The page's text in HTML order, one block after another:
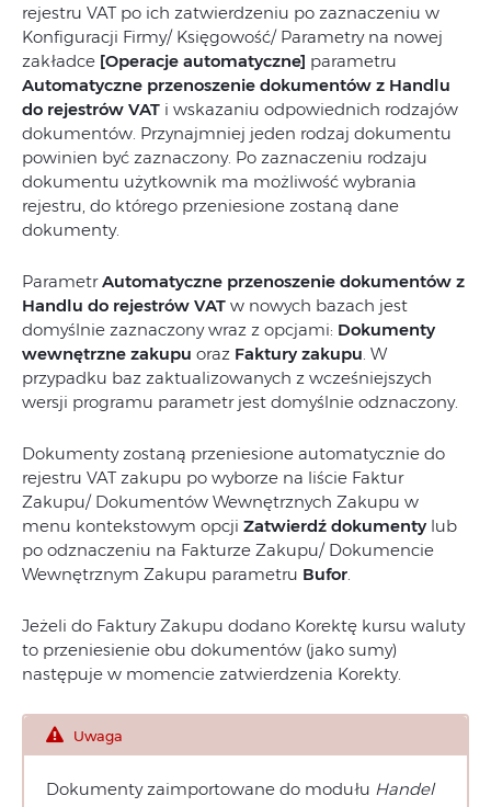
rejestru VAT po ich zatwierdzeniu po zaznaczeniu w
Konfiguracji Firmy/ Księgowość/ Parametry na nowej
zakładce [Operacje automatyczne] parametru
Automatyczne przenoszenie dokumentów z Handlu
do rejestrów VAT i wskazaniu odpowiednich rodzajów
dokumentów. Przynajmniej jeden rodzaj dokumentu
powinien być zaznaczony. Po zaznaczeniu rodzaju
dokumentu użytkownik ma możliwość wybrania
rejestru, do którego przeniesione zostaną dane
dokumenty.
ParametrAutomatyczne przenoszenie dokumentów z
Handlu do rejestrów VAT w nowych bazach jest
domyślnie zaznaczony wraz z opcjami: Dokumenty
wewnętrzne zakupu oraz Faktury zakupu. W
przypadku baz zaktualizowanych z wcześniejszych
wersji programu parametr jest domyślnie odznaczony.
Dokumenty zostaną przeniesione automatycznie do
rejestru VAT zakupu po wyborze na liście Faktur
Zakupu/ Dokumentów Wewnętrznych Zakupu w
menu kontekstowym opcji Zatwierdź dokumenty lub
po odznaczeniu na Fakturze Zakupu/ Dokumencie
Wewnętrznym Zakupu parametru Bufor.
Jeżeli do Faktury Zakupu dodano Korektę kursu waluty
to przeniesienie obu dokumentów (jako sumy)
następuje w momencie zatwierdzenia Korekty.
Uwaga
Dokumenty zaimportowane do modułu Handel